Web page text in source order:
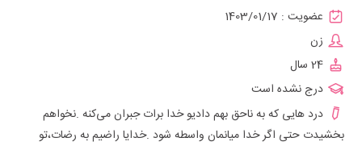
عضویت : 1403/01/17
زن
24 سال
درج نشده است
درد هایی که به ناحق بهم دادیو خدا برات جبران می‌کنه .نخواهم
بخشیدت حتی اگر خدا میانمان واسطه شود .خدایا راضیم به رضات،تو